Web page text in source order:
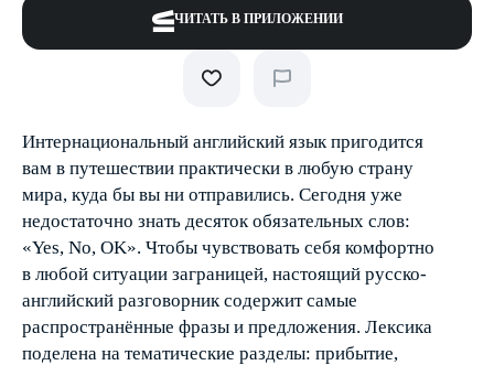
ЧИТАТЬ В ПРИЛОЖЕНИИ
Интернациональный английский язык пригодится
вам в путешествии практически в любую страну
мира, куда бы вы ни отправились. Сегодня уже
недостаточно знать десяток обязательных слов:
«Yes, No, OK». Чтобы чувствовать себя комфортно
в любой ситуации заграницей, настоящий русско-
английский разговорник содержит самые
распространённые фразы и предложения. Лексика
поделена на тематические разделы: прибытие,